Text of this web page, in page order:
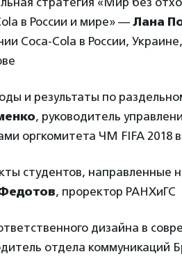
в России и мире» — Лана
Coca-Cola в России,
и результаты по
, руководитель
оргкомитета ЧМ FIFA 2018 в
студентов, направленные
, проректор РАНХиГС
дизайна в
отдела коммуникаций